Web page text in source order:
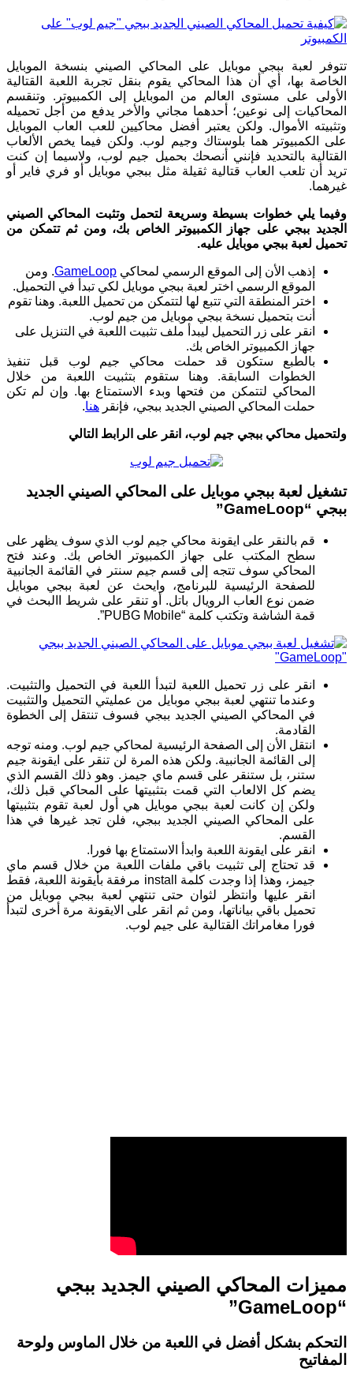
تتوفر لعبة ببجي موبايل على المحاكي الصيني بنسخة الموبايل
الخاصة بها، أي أن هذا المحاكي يقوم بنقل تجربة اللعبة القتالية
الأولى على مستوى العالم من الموبايل إلى الكمبيوتر. وتنقسم
المحاكيات إلى نوعين؛ أحدهما مجاني والأخر يدفع من أجل تحميله
وتثبيته الأموال. ولكن يعتبر أفضل محاكيين للعب العاب الموبايل
على الكمبيوتر هما بلوستاك وجيم لوب. ولكن فيما يخص الألعاب
القتالية بالتحديد فإنني أنصحك بحميل جيم لوب، ولاسيما إن كنت
تريد أن تلعب العاب قتالية ثقيلة مثل ببجي موبايل أو فري فاير أو
غيرهما.
وفيما يلي خطوات بسيطة وسريعة لتحمل وتثبت المحاكي الصيني
الجديد ببجي على جهاز الكمبيوتر الخاص بك، ومن ثم تتمكن من
تحميل لعبة ببجي موبايل عليه.
إذهب الأن إلى الموقع الرسمي لمحاكي GameLoop. ومن
الموقع الرسمي اختر لعبة ببجي موبايل لكي تبدأ في التحميل.
اختر المنطقة التي تتبع لها لتتمكن من تحميل اللعبة. وهنا تقوم
أنت بتحميل نسخة ببجي موبايل من جيم لوب.
انقر على زر التحميل ليبدأ ملف تثبيت اللعبة في التنزيل على
جهاز الكمبيوتر الخاص بك.
بالطبع ستكون قد حملت محاكي جيم لوب قبل تنفيذ
الخطوات السابقة. وهنا ستقوم بتثبيت اللعبة من خلال
المحاكي لتتمكن من فتحها وبدء الاستمتاع بها. وإن لم تكن
حملت المحاكي الصيني الجديد ببجي، فإنقر هنا.
ولتحميل محاكي ببجي جيم لوب، انقر على الرابط التالي
تشغيل لعبة ببجي موبايل على المحاكي الصيني الجديد
ببجي “GameLoop”
قم بالنقر على ايقونة محاكي جيم لوب الذي سوف يظهر على
سطح المكتب على جهاز الكمبيوتر الخاص بك. وعند فتح
المحاكي سوف تتجه إلى قسم جيم سنتر في القائمة الجانبية
للصفحة الرئيسية للبرنامج، وايحث عن لعبة ببجي موبايل
ضمن نوع العاب الرويال باتل. أو تنقر على شريط االبحث في
قمة الشاشة وتكتب كلمة “PUBG Mobile”.
انقر على زر تحميل اللعبة لتبدأ اللعبة في التحميل والتثبيت.
وعندما تنتهي لعبة ببجي موبايل من عمليتي التحميل والتثبيت
في المحاكي الصيني الجديد ببجي فسوف تنتقل إلى الخطوة
القادمة.
انتقل الأن إلى الصفحة الرئيسية لمحاكي جيم لوب. ومنه توجه
إلى القائمة الجانبية. ولكن هذه المرة لن تنقر على ايقونة جيم
ستنر، بل ستنقر على قسم ماي جيمز. وهو ذلك القسم الذي
يضم كل الالعاب التي قمت بتثبيتها على المحاكي قبل ذلك،
ولكن إن كانت لعبة ببجي موبايل هي أول لعبة تقوم بتثبيتها
على المحاكي الصيني الجديد ببجي، فلن تجد غيرها في هذا
القسم.
انقر على ايقونة اللعبة وابدأ الاستمتاع بها فورا.
قد تحتاج إلى تثبيت باقي ملفات اللعبة من خلال قسم ماي
جيمز، وهذا إذا وجدت كلمة install مرفقة بأيقونة اللعبة، فقط
انقر عليها وانتظر لثوان حتى تنتهي لعبة ببجي موبايل من
تحميل باقي بياناتها، ومن ثم انقر على الايقونة مرة أخرى لتبدأ
فورا مغامراتك القتالية على جيم لوب.
مميزات المحاكي الصيني الجديد ببجي
“GameLoop”
التحكم بشكل أفضل في اللعبة من خلال الماوس ولوحة
المفاتيح